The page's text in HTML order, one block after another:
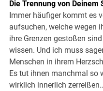
Die Trennung von Deinem
Immer häufiger kommt es
aufsuchen, welche wegen
ihre Grenzen gestoßen
wissen. Und ich muss
Menschen in ihrem
Es tut ihnen manchmal so
wirklich innerlich